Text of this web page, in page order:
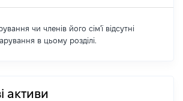
чи членів його сім'ї відсутні
в цьому розділі.
активи